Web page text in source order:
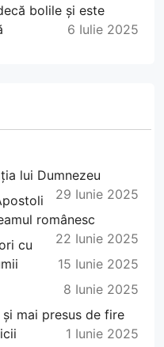
bolile și este
6 Iulie 2025
lui Dumnezeu
29 Iunie 2025
românesc
22 Iunie 2025
cu
15 Iunie 2025
8 Iunie 2025
și mai presus de fire
1 Iunie 2025